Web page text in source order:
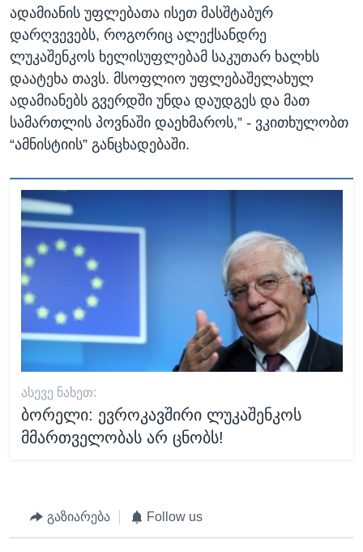
ადამიანის უფლებათა ისეთ მასშტაბურ
დარღვევებს, როგორიც ალექსანდრე
ლუკაშენკოს ხელისუფლებამ საკუთარ ხალხს
დაატეხა თავს. მსოფლიო უფლებაშელახულ
ადამიანებს გვერდში უნდა დაუდგეს და მათ
სამართლის პოვნაში დაეხმაროს,” - ვკითხულობთ
“ამნისტიის” განცხადებაში.
ᲐᲡᲔᲕᲔ ᲜᲐᲮᲔᲗ:
ბორელი: ევროკავშირი ლუკაშენკოს
მმართველობას არ ცნობს!
გაზიარება Follow us